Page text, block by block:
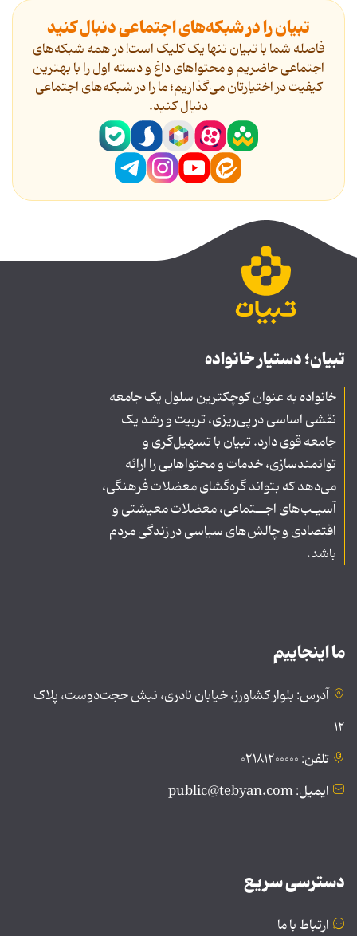
تبیان را در شبکه‌های اجتماعی دنبال کنید
فاصله شما با تبیان تنها یک کلیک است! در همه شبکه‌های
اجتماعی حاضریم و محتواهای داغ و دسته اول را با بهترین
کیفیت در اختیارتان می‌گذاریم؛ ما را در شبکه‌های اجتماعی
دنیال کنید.
تبیان؛ دستیار خانواده
خانواده به عنوان کوچکترین سلول یک جامعه
نقشی اساسی در پی‌ریزی، تربیت و رشد یک
جامعه قوی دارد. تبیان با تسهیل‌گری و
توانمندسازی، خدمات و محتواهایی را ارائه
می‌دهد که بتواند گره‌گشای معضلات فرهنگی،
آسیـب‌های اجــتماعی، معضلات معیشتی و
اقتصادی و چالش‌های سیاسی در زندگی مردم
باشد.
ما اینجاییم
آدرس: بلوار کشاورز، خیابان نادری، نبش حجت‌دوست، پلاک
۱۲
تلفن: ۰۲۱۸۱۲۰۰۰۰۰
ایمیل: public@tebyan.com
دسترسی سریع
ارتباط با ما